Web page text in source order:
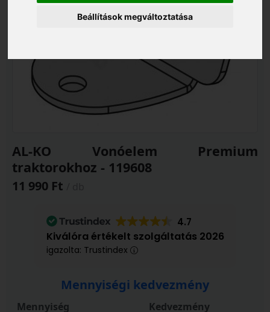
Beállítások megváltoztatása
AL-KO Vonóelem Premium
traktorokhoz - 119608
11 990 Ft
4.7
Kiválóra értékelt szolgáltatás 2026
igazolta: Trustindex
Mennyiségi kedvezmény
Mennyiség
Kedvezmény